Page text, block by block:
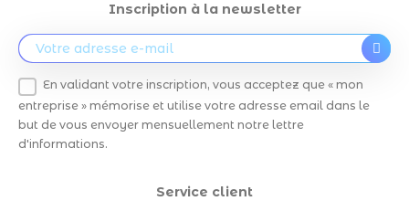
Inscription à la newsletter
En validant votre inscription, vous acceptez que « mon
entreprise » mémorise et utilise votre adresse email dans le
but de vous envoyer mensuellement notre lettre
d'informations.
Service client